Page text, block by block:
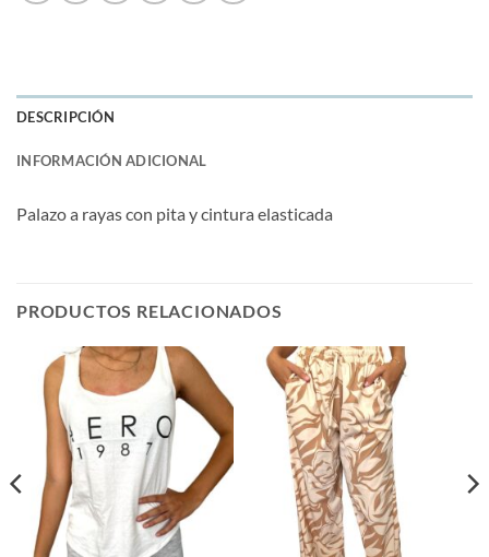
DESCRIPCIÓN
INFORMACIÓN ADICIONAL
Palazo a rayas con pita y cintura elasticada
PRODUCTOS RELACIONADOS